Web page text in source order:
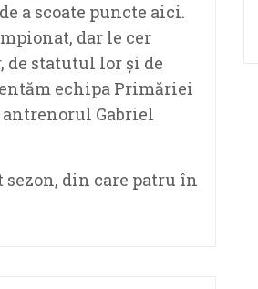
a scoate puncte aici.
dar le cer
de statutul lor și de
echipa Primăriei
antrenorul Gabriel
sezon, din care patru în